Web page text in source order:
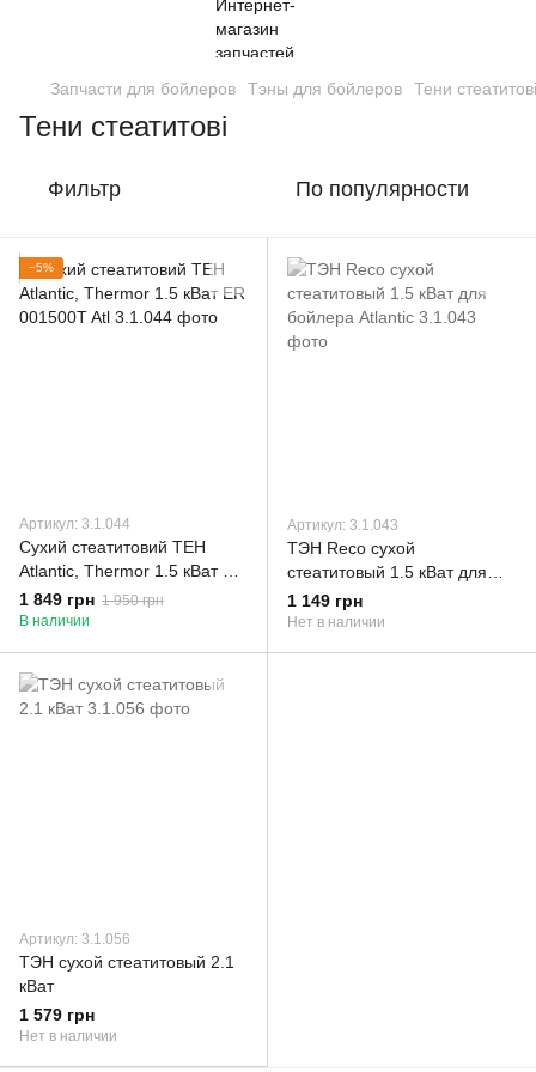
Запчасти для бойлеров Тэны для бойлеров Тени стеатитові
Тени стеатитові
Фильтр По популярности
−5%
Артикул: 3.1.044
Сухий стеатитовий ТЕН
Atlantic, Thermor 1.5 кВат ER
001500T Atl
1 849 грн 1 950 грн
В наличии
Артикул: 3.1.043
ТЭН Reco сухой
стеатитовый 1.5 кВат для
бойлера Atlantic
1 149 грн
Нет в наличии
Артикул: 3.1.056
ТЭН сухой стеатитовый 2.1
кВат
1 579 грн
Нет в наличии